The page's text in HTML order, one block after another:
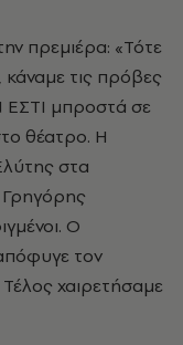
πρεμιέρα: «Τότε
τις πρόβες
ΕΣΤΙ μπροστά σε
θέατρο. Η
στα
Ο
τον
χαιρετήσαμε